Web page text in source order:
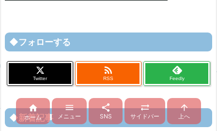
◆フォローする
Twitter

RSS Feedly
◆新着記事

ホーム

メニュー

SNS

サイドバー

上へ